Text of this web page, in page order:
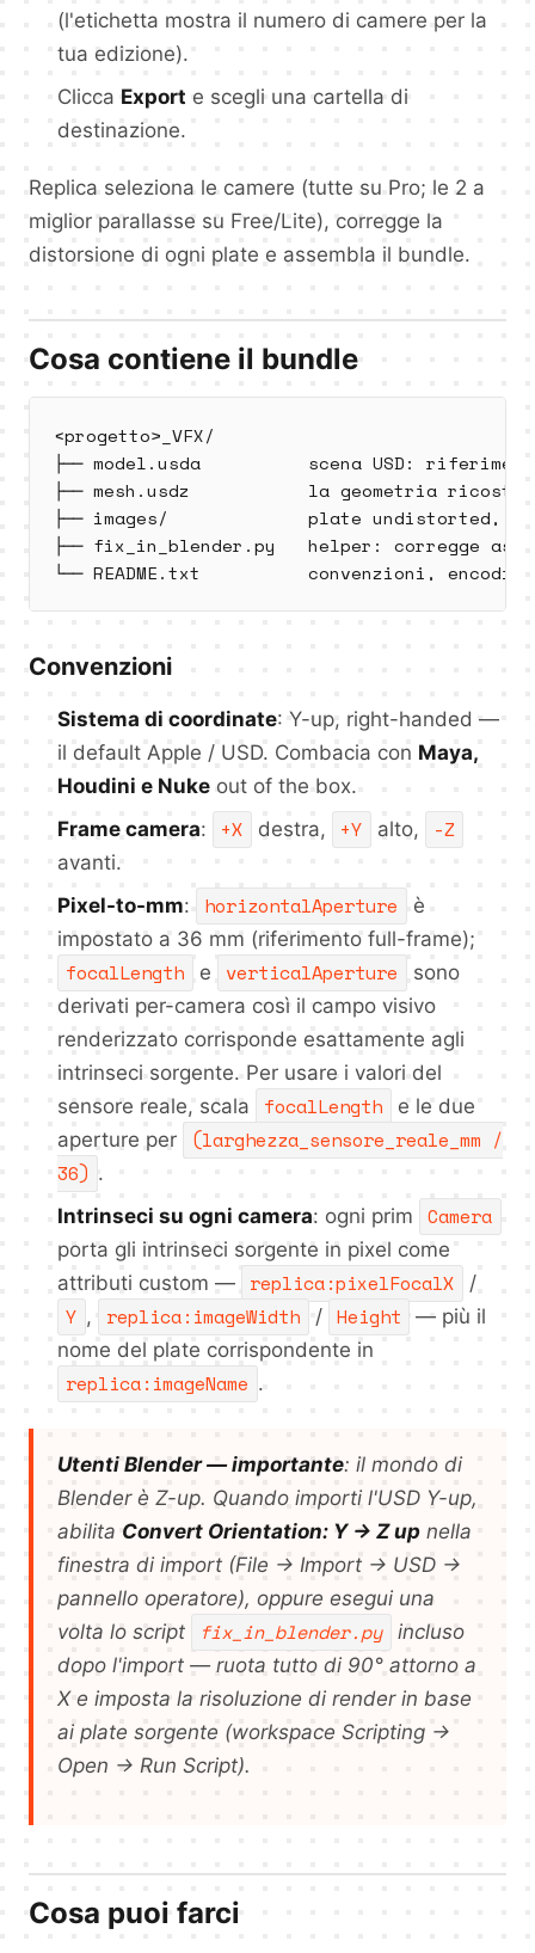
(l'etichetta mostra il numero di camere per la
tua edizione).
Clicca Export e scegli una cartella di
destinazione.
Replica seleziona le camere (tutte su Pro; le 2 a
miglior parallasse su Free/Lite), corregge la
distorsione di ogni plate e assembla il bundle.
Cosa contiene il bundle
<progetto>_VFX/
├── model.usda          scena USD:
├── mesh.usdz           la geometria
├── images/             plate undistorted,
├── fix_in_blender.py   helper: corregge
└── README.txt          convenzioni,
Convenzioni
Sistema di coordinate: Y-up, right-handed —
il default Apple / USD. Combacia con Maya,
Houdini e Nuke out of the box.
Frame camera: +X destra, +Y alto, -Z
avanti.
Pixel-to-mm: horizontalAperture
è
impostato a 36 mm (riferimento full-frame);
focalLength e verticalAperture
sono
derivati per-camera così il campo visivo
renderizzato corrisponde esattamente agli
intrinseci sorgente. Per usare i valori del
sensore reale, scala
focalLength
e le due
aperture per
(larghezza_sensore_reale_mm /
36) .
Intrinseci su ogni camera: ogni prim Camera
porta gli intrinseci sorgente in pixel come
attributi custom —
replica:pixelFocalX /
Y , replica:imageWidth / Height
— più il
nome del plate corrispondente in
replica:imageName .
Utenti Blender — importante: il mondo di
Blender è Z-up. Quando importi l'USD Y-up,
abilita Convert Orientation: Y → Z up nella
finestra di import (File → Import → USD →
pannello operatore), oppure esegui una
volta lo script
fix_in_blender.py
incluso
dopo l'import — ruota tutto di 90° attorno a
X e imposta la risoluzione di render in base
ai plate sorgente (workspace Scripting →
Open → Run Script).
Cosa puoi farci